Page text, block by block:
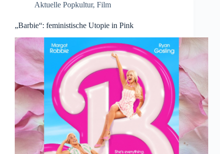
Aktuelle Popkultur, Film
„Barbie“: feministische Utopie in Pink